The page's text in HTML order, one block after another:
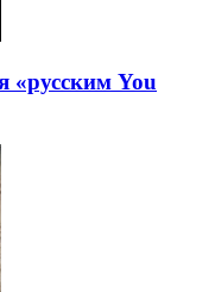
«русским You